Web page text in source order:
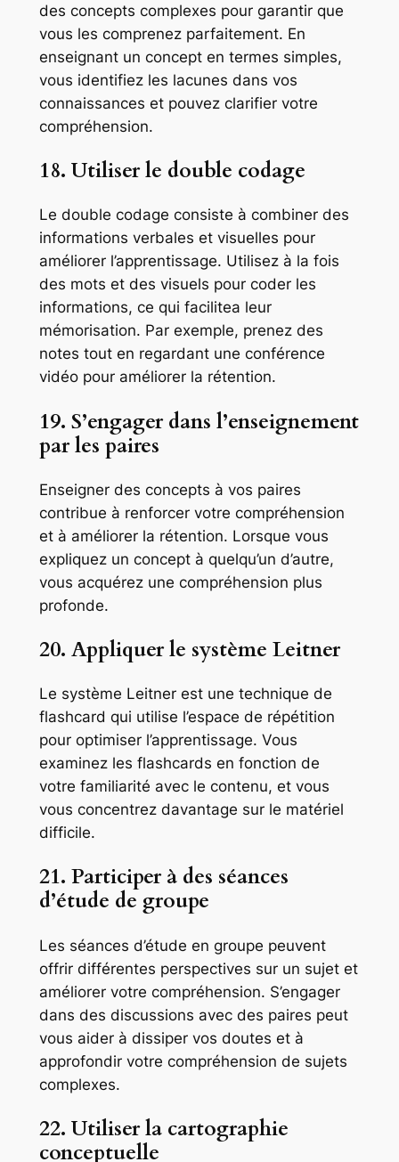
des concepts complexes pour garantir que
vous les comprenez parfaitement. En
enseignant un concept en termes simples,
vous identifiez les lacunes dans vos
connaissances et pouvez clarifier votre
compréhension.
18. Utiliser le double codage
Le double codage consiste à combiner des
informations verbales et visuelles pour
améliorer l’apprentissage. Utilisez à la fois
des mots et des visuels pour coder les
informations, ce qui facilitea leur
mémorisation. Par exemple, prenez des
notes tout en regardant une conférence
vidéo pour améliorer la rétention.
19. S’engager dans l’enseignement
par les paires
Enseigner des concepts à vos paires
contribue à renforcer votre compréhension
et à améliorer la rétention. Lorsque vous
expliquez un concept à quelqu’un d’autre,
vous acquérez une compréhension plus
profonde.
20. Appliquer le système Leitner
Le système Leitner est une technique de
flashcard qui utilise l’espace de répétition
pour optimiser l’apprentissage. Vous
examinez les flashcards en fonction de
votre familiarité avec le contenu, et vous
vous concentrez davantage sur le matériel
difficile.
21. Participer à des séances
d’étude de groupe
Les séances d’étude en groupe peuvent
offrir différentes perspectives sur un sujet et
améliorer votre compréhension. S’engager
dans des discussions avec des paires peut
vous aider à dissiper vos doutes et à
approfondir votre compréhension de sujets
complexes.
22. Utiliser la cartographie
conceptuelle